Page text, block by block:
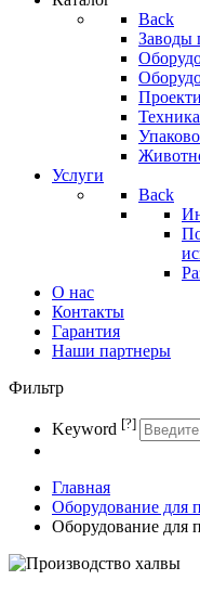
Back
Заводы
Техника
Услуги
Back
О нас
Контакты
Гарантия
Наши партнеры
Фильтр
Keyword [?]
Главная
Оборудование для
Оборудование для